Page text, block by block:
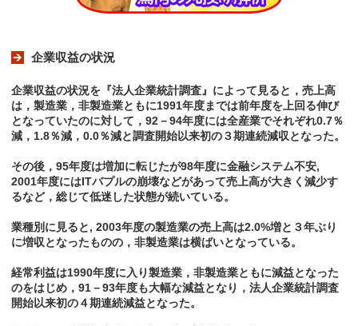
企業収益の状況
企業収益の状況を『法人企業統計調査』によって見ると，売上高
は，製造業，非製造業ともに1991年度までは前年度を上回る伸び
となっていたのに対して，92－94年度には全産業でそれぞれ0.7％
減，1.8％減，0.0％減と調査開始以来初の３期連続減収となった。
その後，95年度は増加に転じたが98年度に金融システム不安,
2001年度にはITバプルの崩壊などがあって売上高が大きく減少す
るなど，総じて低迷した状態が続いている。
業種別に見ると, 2003年度の製造業の売上高は2.0%増と３年ぶり
に増収となったものの，非製造業は横ばいとなっている。
経常利益は1990年度に入り製造業，非製造業ともに減益となった
のをはじめ，91－93年度も大幅な減益となり，法人企業統計調査
開始以来初の４期連続減益となった。